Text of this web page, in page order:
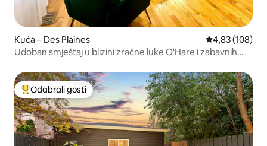
Kuća – Des Plaines Prosječna
4,83 (108)
Udoban smještaj u blizini zračne luke O'Hare i zabavnih
Među najviše rangiranima s oznakom „Odabrali gosti”
Odabrali gosti